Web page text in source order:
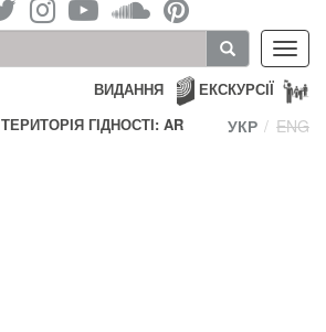
ЕКСКУРСІЇ
ВИДАННЯ
ТЕРИТОРІЯ ГІДНОСТІ: AR
УКР ENG